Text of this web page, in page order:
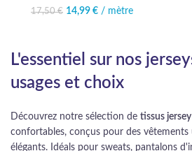
17,50€
Le prix initial était :
14,99 €
Le prix
/ mètre
L'essentiel sur nos
usages et choix
Découvrez notre sélection de tissus
confortables, conçus pour des
élégants. Idéals pour sweats, pantalons